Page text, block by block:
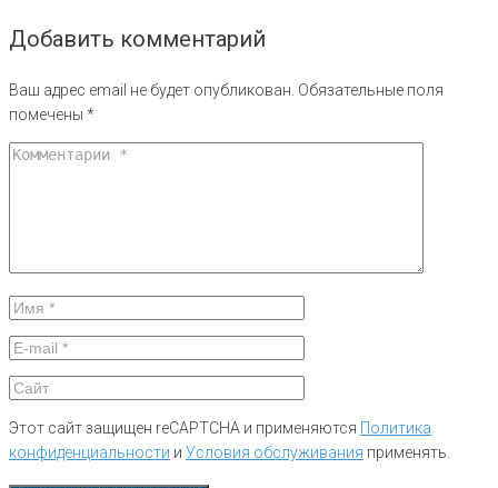
Добавить комментарий
Ваш адрес email не будет опубликован. Обязательные поля
помечены *
Этот сайт защищен reCAPTCHA и применяются Политика
конфиденциальности и Условия обслуживания применять.